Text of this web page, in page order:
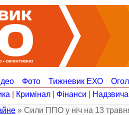
Фото Тижневик ЕХО
Кримінал Фінанси
» Сили ППО у ніч на 13